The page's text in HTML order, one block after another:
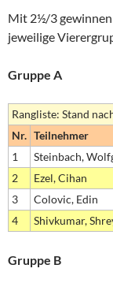
Mit 2½/3 gewinnen
jeweilige
Gruppe A
Rangliste: Stand
Nr. Teilnehmer
1
Steinbach,
2
Ezel, Cihan
3
Colovic, Edin
4
Shivkumar,
Gruppe B